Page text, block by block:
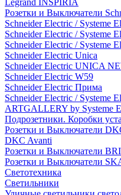
Розетки и Выключатели
Schneider Electric / Systeme
Schneider Electric / Systeme
Schneider Electric / Systeme
Schneider Electric Unica
Schneider Electric UNICA
Schneider Electric W59
Schneider Electric Прима
Schneider Electric / Systeme
ARTGALLERY by Systeme
Подрозетники. Коробки
Розетки и Выключатели
DKC Avanti
Розетки и Выключатели
Розетки и Выключатели
Светотехника
Светильники